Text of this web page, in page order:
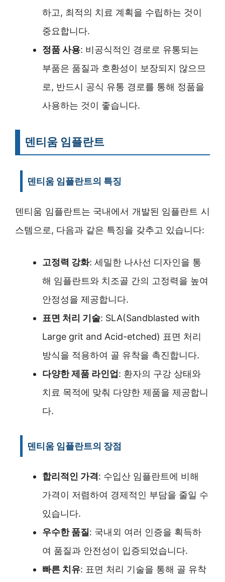
하고, 최적의 치료 계획을 수립하는 것이
중요합니다.
정품 사용: 비공식적인 경로로 유통되는
부품은 품질과 호환성이 보장되지 않으므
로, 반드시 공식 유통 경로를 통해 정품을
사용하는 것이 좋습니다.
덴티움 임플란트
덴티움 임플란트의 특징
덴티움 임플란트는 국내에서 개발된 임플란트 시
스템으로, 다음과 같은 특징을 갖추고 있습니다:
고정력 강화: 세밀한 나사선 디자인을 통
해 임플란트와 치조골 간의 고정력을 높여
안정성을 제공합니다.
표면 처리 기술: SLA(Sandblasted with
Large grit and Acid-etched) 표면 처리
방식을 적용하여 골 유착을 촉진합니다.
다양한 제품 라인업 : 환자의 구강 상태와
치료 목적에 맞춰 다양한 제품을 제공합니
다.
덴티움 임플란트의 장점
합리적인 가격 : 수입산 임플란트에 비해
가격이 저렴하여 경제적인 부담을 줄일 수
있습니다.
우수한 품질: 국내외 여러 인증을 획득하
여 품질과 안전성이 입증되었습니다.
빠른 치유: 표면 처리 기술을 통해 골 유착